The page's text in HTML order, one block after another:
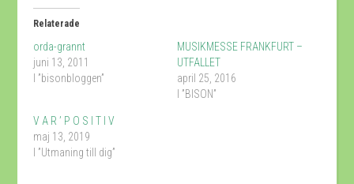
Twitter
(Öppnas
i
nytt
fönster)
Relaterade
orda-grannt
juni 13, 2011
I ”bisonbloggen”
MUSIKMESSE FRANKFURT –
UTFALLET
april 25, 2016
I ”BISON”
V A R ’ P O S I T I V
maj 13, 2019
I ”Utmaning till dig”